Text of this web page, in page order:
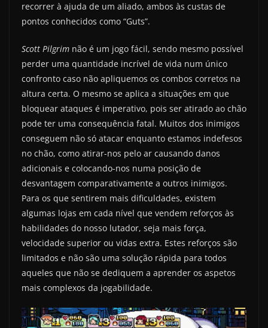
recorrer à ajuda de um aliado, ambos às custas de
pontos conhecidos como “Guts”.
Scott Pilgrim não é um jogo fácil, sendo mesmo possível
perder uma quantidade incrível de vida num único
confronto caso não apliquemos os combos corretos na
altura certa. O mesmo se aplica a situações em que
bloquear ataques é imperativo, pois ser atirado ao chão
pode ter uma consequência fatal. Muitos dos inimigos
conseguem não só atacar enquanto estamos indefesos
no chão, como atirar-nos pelo ar causando danos
adicionais e colocando-nos numa posição de
desvantagem comparativamente a outros inimigos.
Para os que sentirem mais dificuldades, existem
algumas lojas em cada nível que vendem reforços às
habilidades do nosso lutador, seja mais força,
velocidade superior ou vidas extra. Estes reforços são
limitados e não são uma solução rápida para todos
aqueles que não se dediquem a aprender os aspetos
mais complexos da jogabilidade.